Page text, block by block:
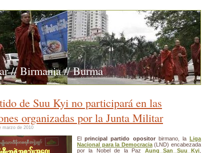
// Birmania // Burma
de Suu Kyi no participará en las
organizadas por la Junta Militar
marzo de 2010
Elprincipal partido opositorbirmano, laLiga
Nacional para la Democracia(LND) encabezada
por la Nobel de la Paz Aung San Suu Kyi